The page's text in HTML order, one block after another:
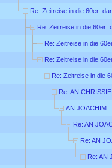
Re: Zeitreise in die 60er:
Re: Zeitreise in die 60er:
Re: Zeitreise in die
Re: Zeitreise in die
Re: Zeitreise in die
Re: AN CHRISSIE
AN JOACHIM
Re: AN
Re: AN
Re: AN